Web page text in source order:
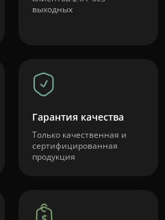
выходных
Гарантия качества
Только качественная и
сертифицированная
продукция